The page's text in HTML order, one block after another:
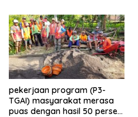
pekerjaan program (P3-
TGAI) masyarakat merasa
puas dengan hasil 50 persen